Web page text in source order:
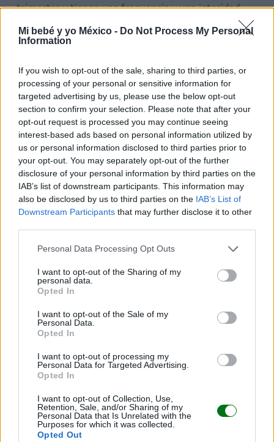
Mi bebé y yo México - Do Not Process My Personal
Information
If you wish to opt-out of the sale, sharing to third parties, or
processing of your personal or sensitive information for
targeted advertising by us, please use the below opt-out
section to confirm your selection. Please note that after your
opt-out request is processed you may continue seeing
interest-based ads based on personal information utilized by
us or personal information disclosed to third parties prior to
your opt-out. You may separately opt-out of the further
disclosure of your personal information by third parties on the
IAB’s list of downstream participants. This information may
also be disclosed by us to third parties on the IAB’s List of
Downstream Participants that may further disclose it to other
Personal Data Processing Opt Outs
I want to opt-out of the Sharing of my
personal data.
Opted In
I want to opt-out of the Sale of my
Personal Data.
Opted In
I want to opt-out of processing my
Personal Data for Targeted Advertising.
Opted In
I want to opt-out of Collection, Use,
Retention, Sale, and/or Sharing of my
Personal Data that Is Unrelated with the
Purposes for which it was collected.
Opted Out
trimestre y tienen una frecuencia y una intesidad
más elevadas de lo normal, hablamos de
hiperémesis gravídica
Si este es tu caso, no te preocupues, pues la
naturaleza es sabia y tu organismo nunca
provocará en ti una reacción que pueda dañar al
bebé. Incluso cuando la mujer no puede alimentarse
de forma normal a causa de las náuseas y los
vómitos, el pequeño crece, extrayendo las sustancias
indispensables de las reservas del organismo
materno.Raramente, los vómitos gestacionales
acentuados causan malnutrición en el bebé.
(Te interesa:¿El Primperán es seguro en el
embarazo?)
Náuseas en el embarazo y pérdida de
peso
tan intensas y repetidas que pueden ocasionar la
pérdida de peso
llama hiperémesis y está asociada a la intolerancia
de algunos alimentos. ¿Qué debemos saber sobre
este fenómeno?